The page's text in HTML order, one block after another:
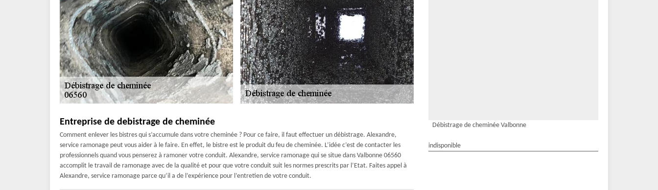
Entreprise de debistrage de cheminée
Comment enlever les bistres qui s’accumule dans votre cheminée ? Pour ce faire, il faut effectuer un débistrage. Alexandre,
service ramonage peut vous aider à le faire. En effet, le bistre est le produit du feu de cheminée. L’idée c’est de contacter les
professionnels quand vous penserez à ramoner votre conduit. Alexandre, service ramonage qui se situe dans Valbonne 06560
accomplit le travail de ramonage avec de la qualité et pour que votre conduit suit les normes prescrits par l’Etat. Faites appel à
Alexandre, service ramonage parce qu’il a de l’expérience pour l’entretien de votre conduit.
Débistrage de cheminée Valbonne
indisponible